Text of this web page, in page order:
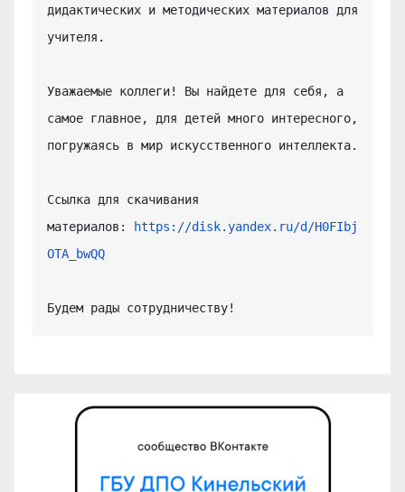
дидактических и методических материалов для
учителя.
Уважаемые коллеги! Вы найдете для себя, а
самое главное, для детей много интересного,
погружаясь в мир искусственного интеллекта.
Ссылка для скачивания
материалов: https://disk.yandex.ru/d/H0FIbj
OTA_bwQQ
Будем рады сотрудничеству!